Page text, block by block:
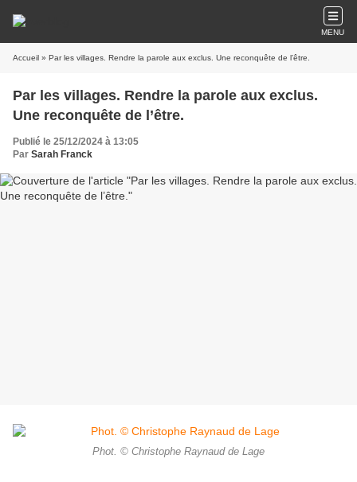
MENU
Accueil » Par les villages. Rendre la parole aux exclus. Une reconquête de l’être.
Par les villages. Rendre la parole aux exclus.
Une reconquête de l’être.
Publié le 25/12/2024 à 13:05
Par Sarah Franck
Phot. © Christophe Raynaud de Lage